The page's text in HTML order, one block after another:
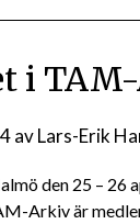
i
avLars-Erik
den 25 – 26
Arkiv är